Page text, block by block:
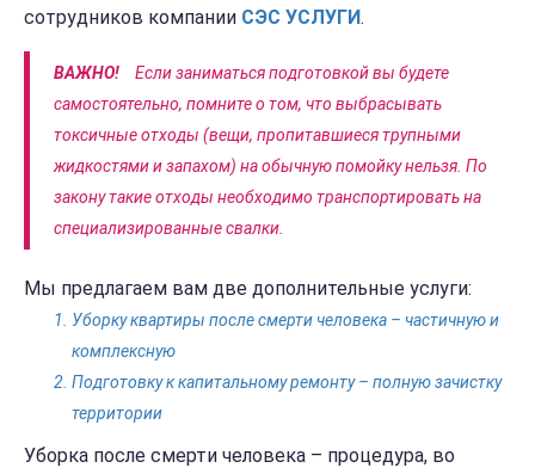
сотрудников компании СЭС УСЛУГИ.
ВАЖНО!
Если заниматься подготовкой вы будете
самостоятельно, помните о том, что выбрасывать
токсичные отходы (вещи, пропитавшиеся трупными
жидкостями и запахом) на обычную помойку нельзя. По
закону такие отходы необходимо транспортировать на
специализированные свалки.
Мы предлагаем вам две дополнительные услуги:
Уборку квартиры после смерти человека – частичную и
комплексную
Подготовку к капитальному ремонту – полную зачистку
территории
Уборка после смерти человека – процедура, во